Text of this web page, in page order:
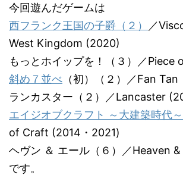
今回遊んだゲームは
西フランク王国の子爵（２）
／
West Kingdom (2020)
もっとホイップを！（３）／Piece
斜め７並べ （初）（２）／Fan Tan
ランカスター（２）／Lancaster
エイジオブクラフト ～大建築時代～
of Craft (2014・2021)
ヘヴン ＆ エール（６）／Heaven
です。